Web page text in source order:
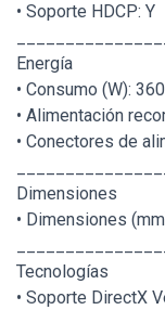
• Soporte HDCP: Y
Energía
• Consumo (W):
• Alimentación
• Conectores de
Dimensiones
• Dimensiones
Tecnologías
• Soporte DirectX